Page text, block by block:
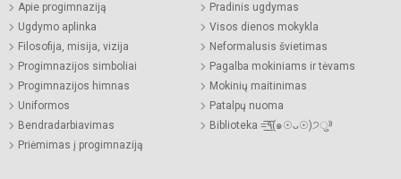
Apie progimnaziją
Ugdymo aplinka
Filosofija, misija, vizija
Progimnazijos simboliai
Progimnazijos himnas
Uniformos
Bendradarbiavimas
Priėmimas į progimnaziją
Pradinis ugdymas
Visos dienos mokykla
Neformalusis švietimas
Pagalba mokiniams ir tėvams
Mokinių maitinimas
Patalpų nuoma
Biblioteka =͟͟͞͞٩(๑☉ᴗ☉)੭ु⁾⁾